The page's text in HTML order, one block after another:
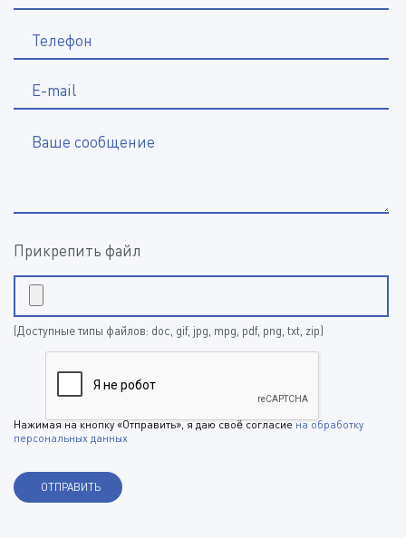
Телефон
E-mail
Ваше сообщение
Прикрепить файл
(Доступные типы файлов: doc, gif, jpg, mpg, pdf, png, txt, zip)
Нажимая на кнопку «Отправить», я даю своё согласиена обработку
персональных данных